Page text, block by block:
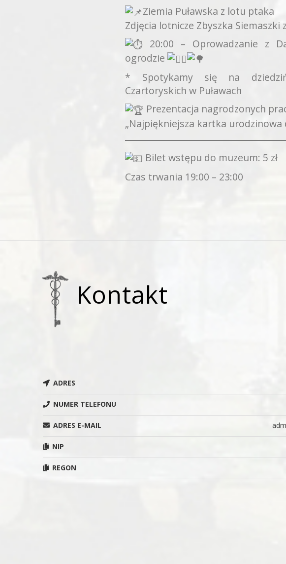
Ziemia Puławska z lotu ptaka
Zdjęcia lotnicze Zbyszka Siemaszki
20:00 – Oprowadzanie z
ogrodzie
* Spotykamy się na
Czartoryskich w Puławach
Prezentacja nagrodzonych
„Najpiękniejsza kartka
Bilet wstępu do muzeum: 5 zł
Czas trwania 19:00 – 23:00
Kontakt
ADRES
NUMER TELEFONU
ADRES E-MAIL
NIP
REGON